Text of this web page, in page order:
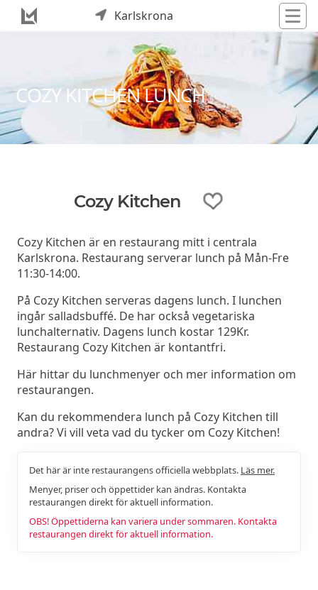
Karlskrona
COZY KITCHEN LUNCH
Cozy Kitchen
Cozy Kitchen är en restaurang mitt i centrala
Karlskrona. Restaurang serverar lunch på Mån-Fre
11:30-14:00.
På Cozy Kitchen serveras dagens lunch. I lunchen
ingår salladsbuffé. De har också vegetariska
lunchalternativ. Dagens lunch kostar 129Kr.
Restaurang Cozy Kitchen är kontantfri.
Här hittar du lunchmenyer och mer information om
restaurangen.
Kan du rekommendera lunch på Cozy Kitchen till
andra? Vi vill veta vad du tycker om Cozy Kitchen!
Det här är inte restaurangens officiella webbplats. Läs mer.
Menyer, priser och öppettider kan ändras. Kontakta
restaurangen direkt för aktuell information.
OBS! Öppettiderna kan variera under sommaren. Kontakta
restaurangen direkt för aktuell information.